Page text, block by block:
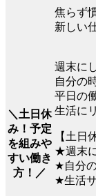
焦らず
新しい
＼土日休
み！予定
を組みや
すい働き
方！／
週末に
自分の
平日の
生活に
【土日
★週末
★自分
★生活